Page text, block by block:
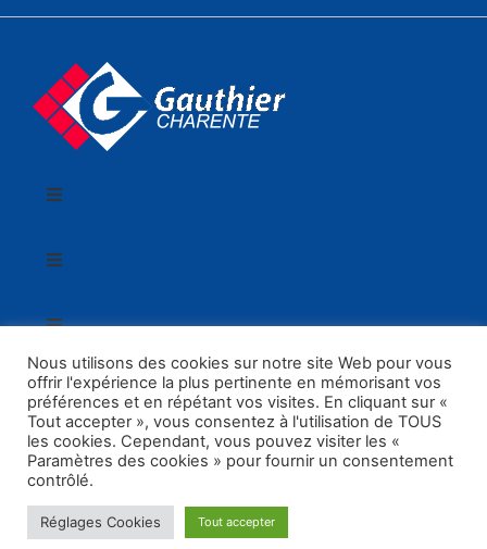
© 2026 GAUTHIER CHARENTE - Tutti i diritti riservati.
Realizzazione:
GaiaCreative
Nous utilisons des cookies sur notre site Web pour vous
offrir l'expérience la plus pertinente en mémorisant vos
préférences et en répétant vos visites. En cliquant sur «
Tout accepter », vous consentez à l'utilisation de TOUS
les cookies. Cependant, vous pouvez visiter les «
Paramètres des cookies » pour fournir un consentement
contrôlé.
Réglages Cookies Tout accepter
Deutsch(Tedesco Italiano